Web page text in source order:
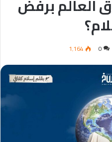
العالم برفض
0 1٬164